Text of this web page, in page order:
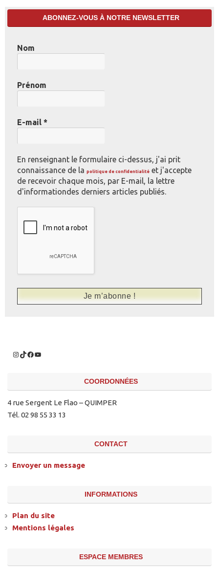
ABONNEZ-VOUS À NOTRE NEWSLETTER
Nom
Prénom
E-mail *
En renseignant le formulaire ci-dessus, j'ai prit
connaissance de la politique de confidentialité et j'accepte
de recevoir chaque mois, par E-mail, la lettre
d'informationdes derniers articles publiés.
COORDONNÉES
4 rue Sergent Le Flao – QUIMPER
Tél. 02 98 55 33 13
CONTACT
Envoyer un message
INFORMATIONS
Plan du site
Mentions légales
ESPACE MEMBRES